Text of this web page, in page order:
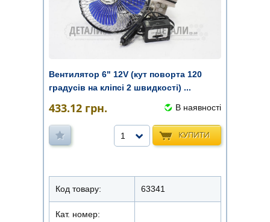
Вентилятор 6" 12V (кут поворта 120
градусів на кліпсі 2 швидкості) ...
433.12 грн. В наявності
КУПИТИ
1
Код товару: 63341
Кат. номер: